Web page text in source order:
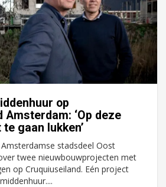
op
Amsterdam: ‘Op deze
gaan lukken’
stadsdeel Oost
twee nieuwbouwprojecten met
op Cruquiuseiland. Eén project